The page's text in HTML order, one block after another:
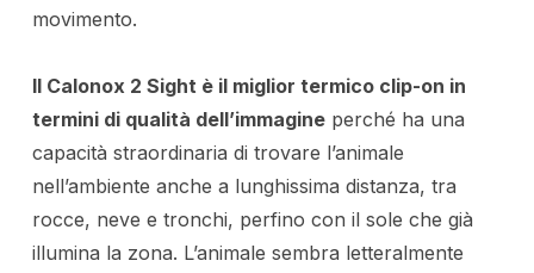
movimento.
Il Calonox 2 Sight è il miglior termico clip-on in
termini di qualità dell’immagineperché ha una
capacità straordinaria di trovare l’animale
nell’ambiente anche a lunghissima distanza, tra
rocce, neve e tronchi, perfino con il sole che già
illumina la zona. L’animale sembra letteralmente